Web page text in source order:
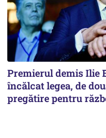
Premierul demis Ilie
încălcat legea, de
pregătire pentru